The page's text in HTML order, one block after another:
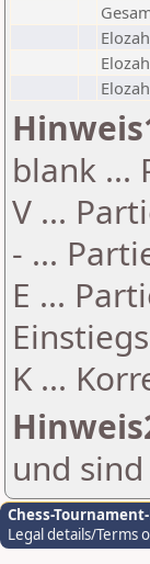
blank ...
V ...
- ...
E ...
K ...
und
Chess-
Legal details/Terms